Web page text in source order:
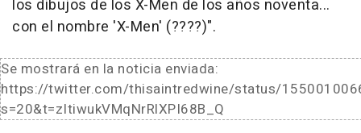
los dibujos de los X-Men de los años noventa...
con el nombre 'X-Men' (????)".
Se mostrará en la noticia enviada:
https://twitter.com/thisaintredwine/status/
s=20&t=zItiwukVMqNrRlXPI68B_Q